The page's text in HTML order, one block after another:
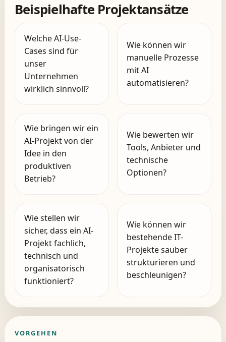
Beispielhafte Projektansätze
Welche AI-Use-
Cases sind für
unser
Unternehmen
wirklich sinnvoll?
Wie können wir
manuelle Prozesse
mit AI
automatisieren?
Wie bringen wir ein
AI-Projekt von der
Idee in den
produktiven
Betrieb?
Wie bewerten wir
Tools, Anbieter und
technische
Optionen?
Wie stellen wir
sicher, dass ein AI-
Projekt fachlich,
technisch und
organisatorisch
funktioniert?
Wie können wir
bestehende IT-
Projekte sauber
strukturieren und
beschleunigen?
VORGEHEN